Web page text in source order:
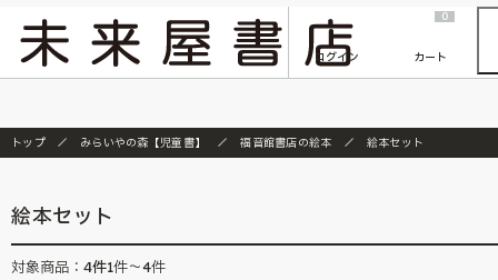
『ONE PIECE magazine 021 ONE PIECEカード付き同梱版』発売延期のご案内
ログイン
0
カート
トップ みらいやの森【児童書】 福音館書店の絵本 絵本セット
絵本セット
対象商品： 4件1件～4件